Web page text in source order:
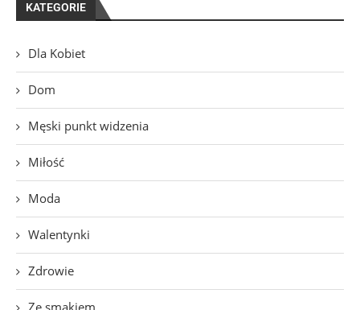
KATEGORIE
Dla Kobiet
Dom
Męski punkt widzenia
Miłość
Moda
Walentynki
Zdrowie